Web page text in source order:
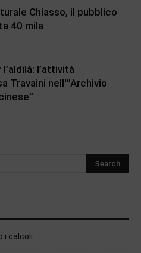
Chiasso, il pubblico
40 mila
l’attività
Travaini nell'”Archivio
i calcoli